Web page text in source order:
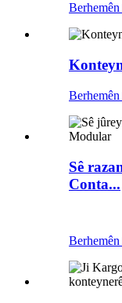
Sê
Conta...